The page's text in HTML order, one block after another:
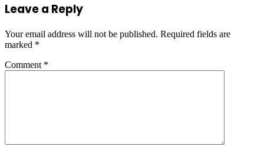
Leave a Reply
Your email address will not be published. Required fields are
marked *
Comment *